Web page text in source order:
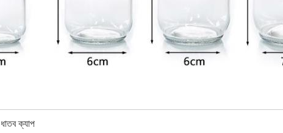
ধাতব ক্যাপ